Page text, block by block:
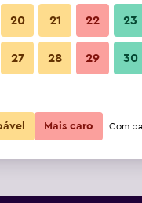
50 € Ver oferta
20 21 22 23
27 28 29 30
Mais caro Com